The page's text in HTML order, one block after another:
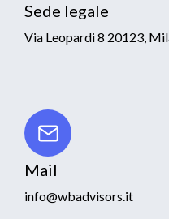
Sede legale
Via Leopardi 8 20123,
Mail
info@wbadvisors.it